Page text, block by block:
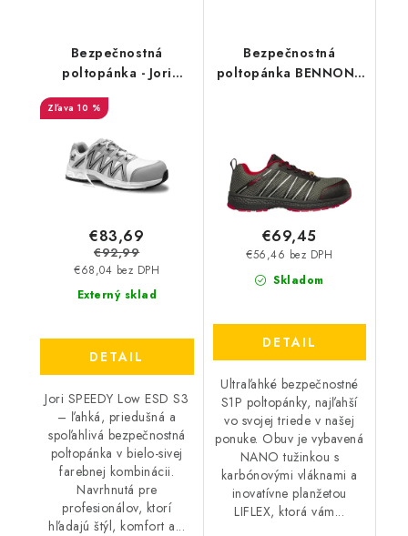
Bezpečnostná
poltopánka - Jori
Speedy Low S3 EAD -
biela - šedá 35671
10 %
Externý sklad
€68,04 bez DPH
€83,69
€92,99
DETAIL
Jori SPEEDY Low ESD S3
– ľahká, priedušná a
spoľahlivá bezpečnostná
poltopánka v bielo-sivej
farebnej kombinácii.
Navrhnutá pre
profesionálov, ktorí
hľadajú štýl, komfort a...
Bezpečnostná
poltopánka BENNON -
Skladom
€56,46 bez DPH
€69,45
DETAIL
Ultraľahké bezpečnostné
S1P poltopánky, najľahší
vo svojej triede v našej
ponuke. Obuv je vybavená
NANO tužinkou s
karbónovými vláknami a
inovatívne planžetou
LIFLEX, ktorá vám...